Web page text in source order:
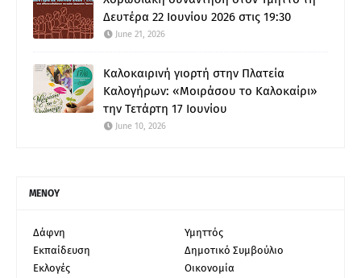
Δευτέρα 22 Ιουνίου 2026 στις 19:30
June 21, 2026
Καλοκαιρινή γιορτή στην Πλατεία
Καλογήρων: «Μοιράσου το Καλοκαίρι»
την Τετάρτη 17 Ιουνίου
June 10, 2026
ΜΕΝΟΥ
Δάφνη
Υμηττός
Εκπαίδευση
Δημοτικό Συμβούλιο
Εκλογές
Οικονομία